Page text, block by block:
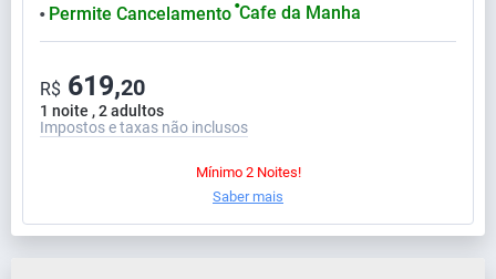
⬤ Permite Cancelamento ⬤Cafe da Manha
1 noite , 2 adultos
R$ 619,20
Impostos e taxas não inclusos
Mínimo 2 Noites!
Saber mais